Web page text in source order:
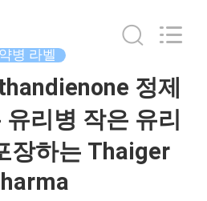
약병 라벨
정제
리병 작은 유리
장하는 Thaiger